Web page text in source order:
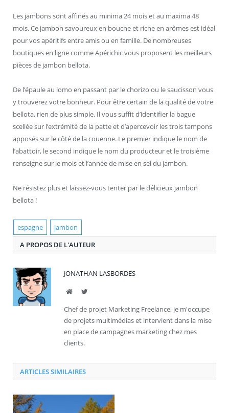
Les jambons sont affinés au minima 24 mois et au maxima 48
mois. Ce jambon savoureux en bouche et riche en arômes est idéal
pour vos apéritifs entre amis ou en famille. De nombreuses
boutiques en ligne comme Apérichic vous proposent les meilleurs
pièces de jambon bellota.
De l’épaule au lomo en passant par le chorizo ou le saucisson vous
y trouverez votre bonheur. Pour être certain de la qualité de votre
bellota, rien de plus simple. Il vous suffit d’identifier la bague
scellée sur l’extrémité de la patte et d’apercevoir les trois tampons
apposés sur le côté de la couenne. Le premier indique le nom de
l’abattoir, le second indique le nom du producteur et le troisième
renseigne sur le mois et l’année de mise en sel du jambon.
Ne résistez plus et laissez-vous tenter par le délicieux jambon
bellota !
espagne
jambon
A PROPOS DE L'AUTEUR
JONATHAN LASBORDES
Site Twitter
Chef de projet Marketing Freelance, je m'occupe
de projets multimédias et intervient dans la mise
en place de campagnes marketing chez mes
clients.
ARTICLES SIMILAIRES